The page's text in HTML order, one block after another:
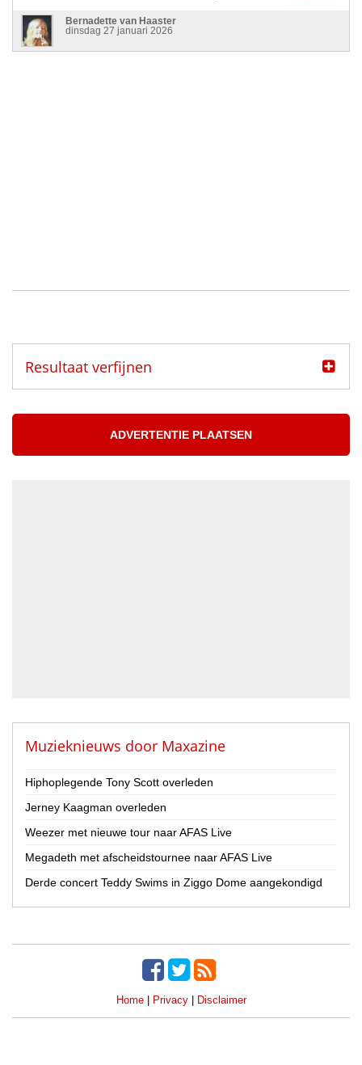
Bernadette van Haaster
dinsdag 27 januari 2026
Resultaat verfijnen
Nederland
België
Provincie
Drenthe
Flevoland
ADVERTENTIE PLAATSEN
Muzieknieuws door Maxazine
Hiphoplegende Tony Scott overleden
Jerney Kaagman overleden
Weezer met nieuwe tour naar AFAS Live
Megadeth met afscheidstournee naar AFAS Live
Derde concert Teddy Swims in Ziggo Dome aangekondigd
Home| Privacy| Disclaimer